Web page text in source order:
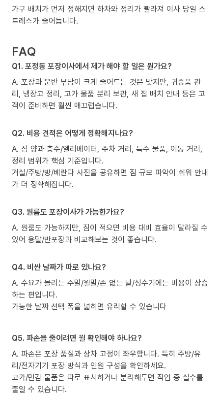
가구 배치가 먼저 정해지면 하차와 정리가 빨라져 이사 당일 스
트레스가 줄어듭니다.
FAQ
Q1. 포정동 포장이사에서 제가 해야 할 일은 뭔가요?
A. 포장과 운반 부담이 크게 줄어드는 것은 맞지만, 귀중품 관
리, 냉장고 정리, 고가 물품 분리 보관, 새 집 배치 안내 등은 고
객이 준비하면 훨씬 매끄럽습니다.
Q2. 비용 견적은 어떻게 정확해지나요?
A. 짐 양과 층수/엘리베이터, 주차 거리, 특수 물품, 이동 거리,
정리 범위가 핵심 기준입니다.
거실/주방/방/베란다 사진을 공유하면 짐 규모 파악이 쉬워 안내
가 더 정확해집니다.
Q3. 원룸도 포장이사가 가능한가요?
A. 원룸도 가능하지만, 짐이 적으면 비용 대비 효율이 달라질 수
있어 용달/반포장과 비교해보는 것이 좋습니다.
Q4. 비싼 날짜가 따로 있나요?
A. 수요가 몰리는 주말/월말/손 없는 날/성수기에는 비용이 상승
하는 편입니다.
가능한 날짜 선택 폭을 넓히면 유리할 수 있습니다
Q5. 파손을 줄이려면 뭘 확인해야 하나요?
A. 파손은 포장 품질과 상차 고정이 좌우합니다. 특히 주방/유
리/전자기기 포장 방식과 인원 구성을 확인하세요.
고가/민감 물품은 따로 표시하거나 분리해두면 작업 중 실수를
줄일 수 있습니다.